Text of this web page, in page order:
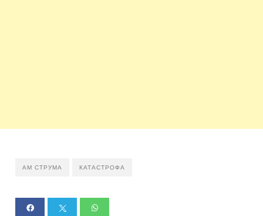
АМ СТРУМА КАТАСТРОФА